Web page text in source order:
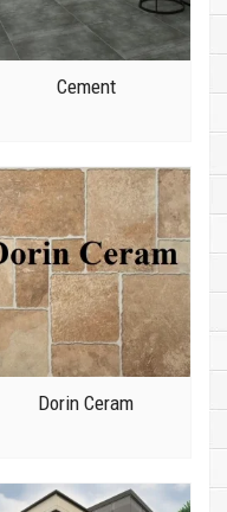
Cement
Dorin Ceram